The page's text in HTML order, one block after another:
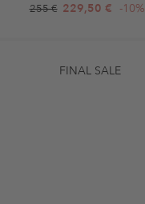
255 € 229,50 € -10%
FINAL SALE